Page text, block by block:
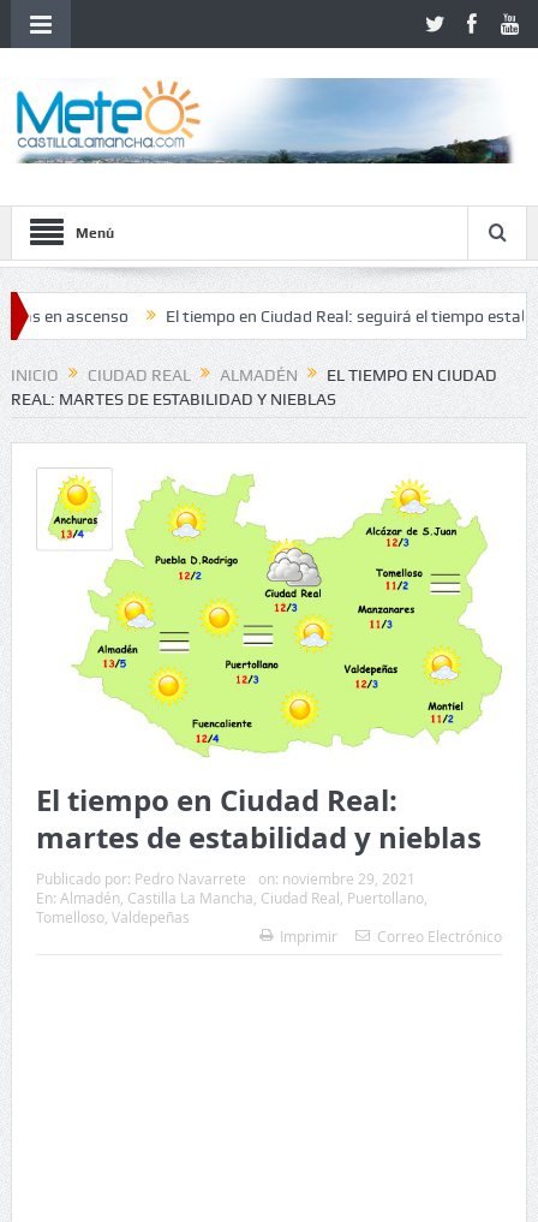
Menú
en ascenso El tiempo en Ciudad Real: seguirá el tiempo estable,
con ausencia de inestabilidad
INICIO CIUDAD REAL ALMADÉN
EL TIEMPO EN CIUDAD
REAL: MARTES DE ESTABILIDAD Y NIEBLAS
El tiempo en Ciudad Real:
martes de estabilidad y nieblas
Publicado por: Pedro Navarrete on: noviembre 29, 2021
En: Almadén Castilla La Mancha Ciudad Real Puertollano,
Tomelloso, Valdepeñas
Imprimir
Correo Electrónico